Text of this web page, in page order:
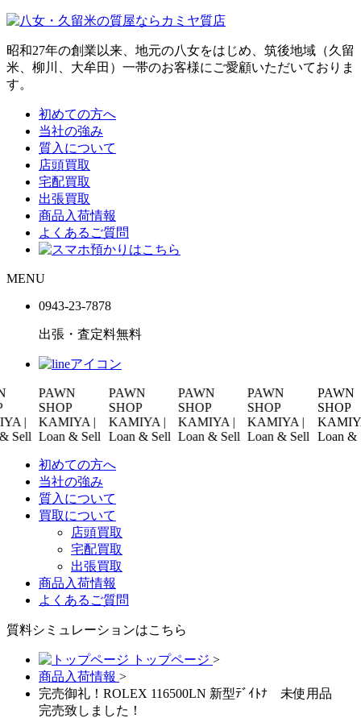
昭和27年の創業以来、地元の八女をはじめ、筑後地域（久留
米、柳川、大牟田）一帯のお客様にご愛顧いただいておりま
す。
初めての方へ
当社の強み
質入について
店頭買取
宅配買取
出張買取
商品入荷情報
よくあるご質問
MENU
0943-23-7878
出張・査定料無料
PAWN
SHOP
KAMIYA |
Loan & Sell
PAWN
SHOP
KAMIYA |
Loan & Sell
PAWN
SHOP
KAMIYA |
Loan & Sell
PAWN
SHOP
KAMIYA |
Loan & Sell
PAWN
SHOP
KAMIYA |
Loan & Sell
初めての方へ
当社の強み
質入について
買取について
店頭買取
宅配買取
出張買取
商品入荷情報
よくあるご質問
質料シミュレーションはこちら
トップページ >
商品入荷情報 >
完売御礼！ROLEX 116500LN 新型ﾃﾞｲﾄﾅ 未使用品
完売致しました！